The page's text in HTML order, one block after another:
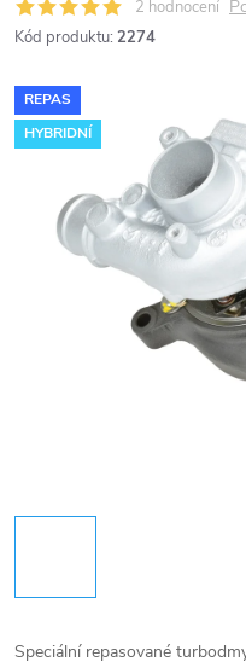
2 hodnocení
Kód produktu: 2274
REPAS
HYBRIDNÍ
Speciální repasované